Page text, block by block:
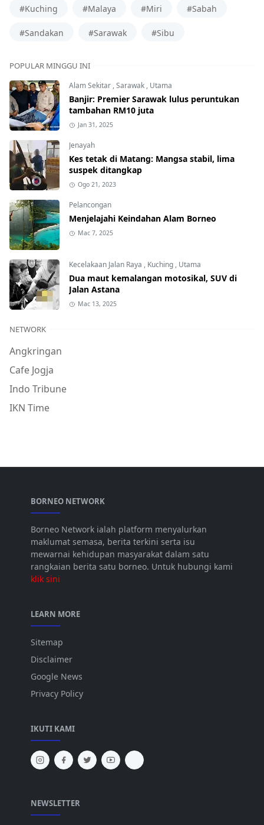
#Kuching #Malaya #Miri #Sabah
#Sandakan #Sarawak #Sibu
POPULAR MINGGU INI
Alam Sekitar,Sarawak, Utama
Banjir: Premier Sarawak lulus peruntukan
tambahan RM10 juta
Jan 31, 2025
Jenayah
Kes tetak di Matang: Mangsa stabil, lima
suspek ditangkap
Ogo 21, 2023
Pelancongan
Menjelajahi Keindahan Alam Borneo
Mac 7, 2025
Kecelakaan Jalan Raya , Kuching, Utama
Dua maut kemalangan motosikal, SUV di
Jalan Astana
Mac 13, 2025
NETWORK
Angkringan
Cafe Jogja
Indo Tribune
IKN Time
BORNEO NETWORK
Borneo Network ialah platform menyalurkan
maklumat semasa, berita terkini serta isu
mewarnai kehidupan masyarakat dalam satu
rangkaian berita satu borneo. Untuk hubungi kami
klik sini
LEARN MORE
Sitemap
Disclaimer
Google News
Privacy Policy
IKUTI KAMI
NEWSLETTER